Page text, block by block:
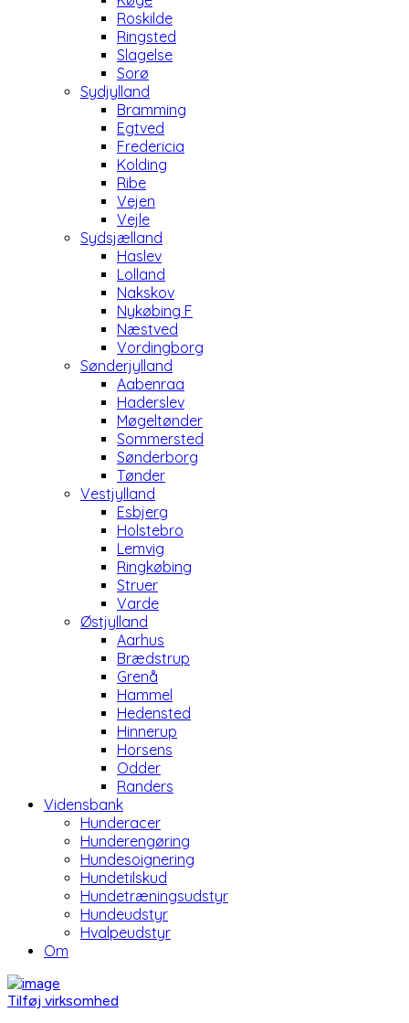
Roskilde
Ringsted
Slagelse
Sorø
Sydjylland
Bramming
Egtved
Fredericia
Kolding
Ribe
Vejen
Vejle
Sydsjælland
Haslev
Lolland
Nakskov
Nykøbing F
Næstved
Vordingborg
Sønderjylland
Aabenraa
Haderslev
Møgeltønder
Sommersted
Sønderborg
Tønder
Vestjylland
Esbjerg
Holstebro
Lemvig
Ringkøbing
Struer
Varde
Østjylland
Aarhus
Brædstrup
Grenå
Hammel
Hedensted
Hinnerup
Horsens
Odder
Randers
Vidensbank
Hunderacer
Hunderengøring
Hundesoignering
Hundetilskud
Hundetræningsudstyr
Hundeudstyr
Hvalpeudstyr
Om
Tilføj virksomhed